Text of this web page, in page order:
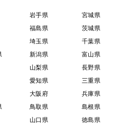
岩手県
宮城県
福島県
茨城県
埼玉県
千葉県
新潟県
富山県
山梨県
長野県
愛知県
三重県
大阪府
兵庫県
鳥取県
島根県
山口県
徳島県